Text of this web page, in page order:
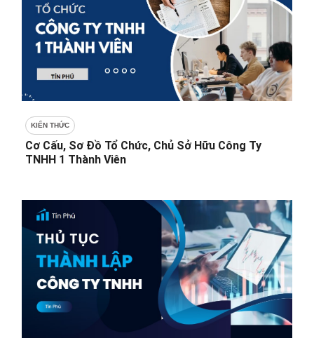
KIẾN THỨC
Cơ Cấu, Sơ Đồ Tổ Chức, Chủ Sở Hữu Công Ty
TNHH 1 Thành Viên